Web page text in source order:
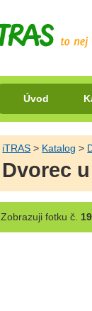
Úvod
iTRAS > Katalog >
Dvorec
Zobrazujifotku č. 19